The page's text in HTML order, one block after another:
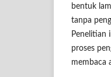
bentuk
tanpa
Penelitian
proses
membaca